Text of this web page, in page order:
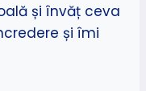
și învăț ceva
și îmi